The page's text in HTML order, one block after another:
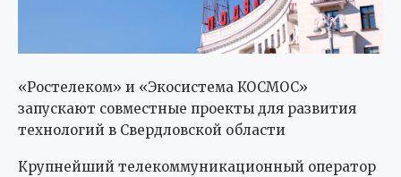
«Ростелеком» и «Экосистема КОСМОС»
запускают совместные проекты для развития
технологий в Свердловской области
Крупнейший телекоммуникационный оператор